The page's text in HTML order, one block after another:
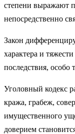
сте­пени выражают
непосредственно
Закон
харак­тера и
последствия, особо
Уголовный кодекс
кра­жа, грабеж,
имущес­твенного
доверием